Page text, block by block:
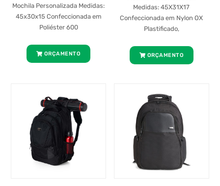
Mochila Personalizada Medidas:
45x30x15 Confeccionada em
Poliéster 600
ORÇAMENTO
Medidas: 45X31X17
Confeccionada em Nylon OX
Plastificado,
ORÇAMENTO